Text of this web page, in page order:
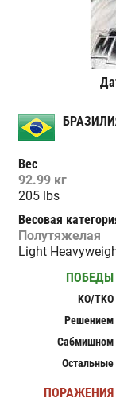
Вес
92.99 кг
205 lbs
Весовая
Полутяжелая
Light
ПОБЕДЫ
KO/TKO
Решением
Сабмишном
Остальные
ПОРАЖЕНИЯ